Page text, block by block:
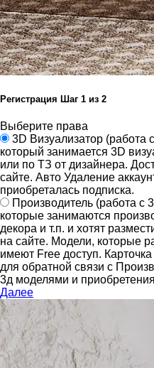
Регистрация Шаг 1 из 2
Выберите права
3D Визуализатор (работа
который занимается 3D
или по ТЗ от дизайнера.
сайте. Авто Удаление
приобреталась подписка.
Производитель (работа с
которые занимаются
декора и т.п. и хотят
на сайте. Модели, которые
имеют Free доступ.
для обратной связи с
3д моделями и
Далее